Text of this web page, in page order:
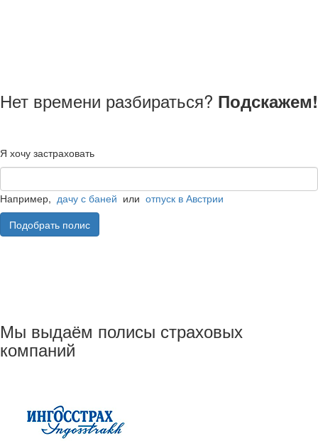
Нет времени разбираться? Подскажем!
Я хочу застраховать
Например, дачу с баней или отпуск в Австрии
Подобрать полис
Мы выдаём полисы страховых
компаний